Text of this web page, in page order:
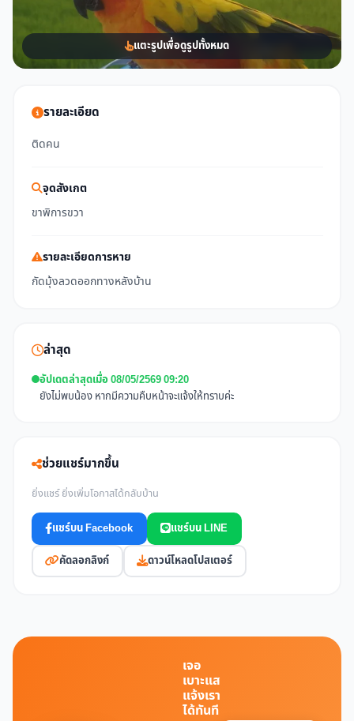
แตะรูปเพื่อดูรูปทั้งหมด
รายละเอียด
ติดคน
จุดสังเกต
ขาพิการขวา
รายละเอียดการหาย
กัดมุ้งลวดออกทางหลังบ้าน
ล่าสุด
อัปเดตล่าสุดเมื่อ 08/05/2569 09:20
ยังไม่พบน้อง หากมีความคืบหน้าจะแจ้งให้ทราบค่ะ
ช่วยแชร์มากขึ้น
ยิ่งแชร์ ยิ่งเพิ่มโอกาสได้กลับบ้าน
แชร์บน Facebook แชร์บน LINE
คัดลอกลิงก์ ดาวน์โหลดโปสเตอร์
เจอ
เบาะแส
แจ้งเรา
ได้ทันที